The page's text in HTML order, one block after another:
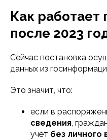
Как работает
после 2023
Сейчас постановка
данных из
Это значит, что:
если в
сведения,
учёт без личного